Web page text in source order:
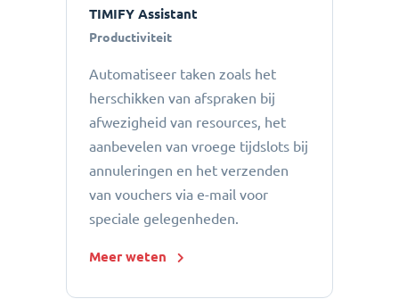
TIMIFY Assistant
Productiviteit
Automatiseer taken zoals het
herschikken van afspraken bij
afwezigheid van resources, het
aanbevelen van vroege tijdslots bij
annuleringen en het verzenden
van vouchers via e-mail voor
speciale gelegenheden.
Meer weten